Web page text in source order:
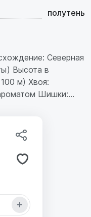
полутень
Северная
Высота в
м) Хвоя:
Шишки:...